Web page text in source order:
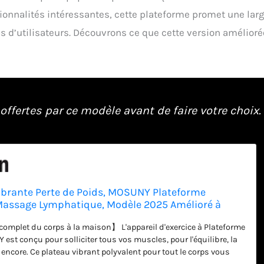
intéressantes, cette plateforme promet une
Découvrons ce que cette version
par ce modèle avant de faire votre choix.
Perte de Poids, MOSUNY Plateforme
Lymphatique, Modèle 2025 Amélioré à
du corps à la maison】 L'appareil d'exercice à Plateforme
est conçu pour solliciter tous vos muscles, pour l'équilibre, la
Ce plateau vibrant polyvalent pour tout le corps vous